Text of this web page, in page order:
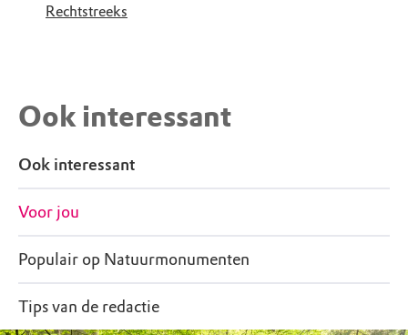
Rechtstreeks
Ook interessant
Ook interessant
Voor jou
Populair op Natuurmonumenten
Tips van de redactie